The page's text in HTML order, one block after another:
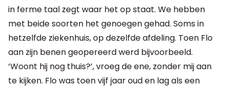
in ferme taal zegt waar het op staat. We hebben
met beide soorten het genoegen gehad. Soms in
hetzelfde ziekenhuis, op dezelfde afdeling. Toen Flo
aan zijn benen geopereerd werd bijvoorbeeld.
‘Woont hij nog thuis?’, vroeg de ene, zonder mij aan
te kijken. Flo was toen vijf jaar oud en lag als een